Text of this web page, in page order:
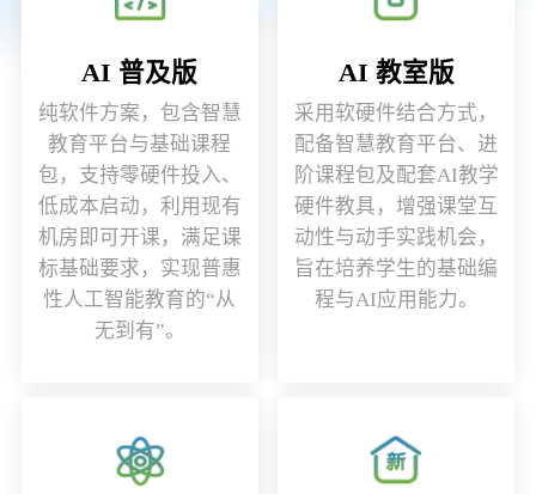
AI 普及版
纯软件方案，包含智慧
教育平台与基础课程
包，支持零硬件投入、
低成本启动，利用现有
机房即可开课，满足课
标基础要求，实现普惠
性人工智能教育的“从
无到有”。
AI 教室版
采用软硬件结合方式，
配备智慧教育平台、进
阶课程包及配套AI教学
硬件教具，增强课堂互
动性与动手实践机会，
旨在培养学生的基础编
程与AI应用能力。